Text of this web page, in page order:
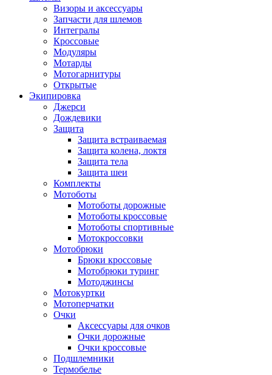
Визоры и аксессуары
Запчасти для шлемов
Интегралы
Кроссовые
Модуляры
Мотарды
Мотогарнитуры
Открытые
Экипировка
Джерси
Дождевики
Защита
Защита встраиваемая
Защита колена, локтя
Защита тела
Защита шеи
Комплекты
Мотоботы
Мотоботы дорожные
Мотоботы кроссовые
Мотоботы спортивные
Мотокроссовки
Мотобрюки
Брюки кроссовые
Мотобрюки туринг
Мотоджинсы
Мотокуртки
Мотоперчатки
Очки
Аксессуары для очков
Очки дорожные
Очки кроссовые
Подшлемники
Термобелье